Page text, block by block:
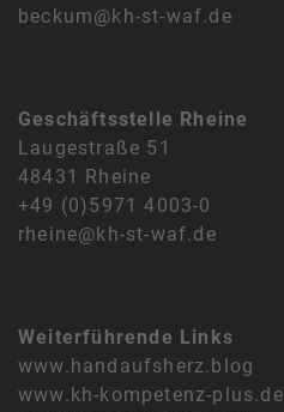
beckum@kh-st-waf.de
Geschäftsstelle Rheine
Laugestraße 51
48431 Rheine
+49 (0)5971 4003-0
rheine@kh-st-waf.de
Weiterführende Links
www.handaufsherz.blog
www.kh-kompetenz-plus.de